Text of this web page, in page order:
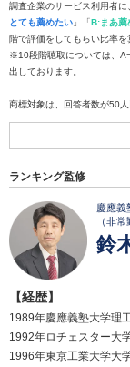
調査企業のサービス利用者
とても薦めたい 」「B:まあ薦
階で評価をしてもらい比率を
※10段階聴取については、
出しております。
商標対象は、回答者数が50人
ランキング監修
慶應義
（非常
鈴
【経歴】
1989年慶應義塾大学理
1992年ロチェスター大
1996年東京工業大学大